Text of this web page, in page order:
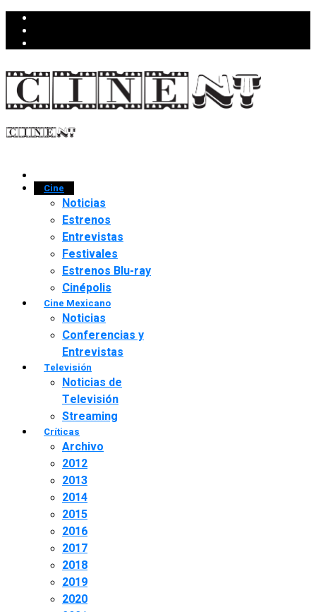
Cine
Noticias
Estrenos
Entrevistas
Festivales
Estrenos Blu-ray
Cinépolis
Cine Mexicano
Noticias
Conferencias y
Entrevistas
Televisión
Noticias de
Televisión
Streaming
Críticas
Archivo
2012
2013
2014
2015
2016
2017
2018
2019
2020